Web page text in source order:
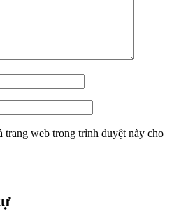
trang web trong trình duyệt này cho